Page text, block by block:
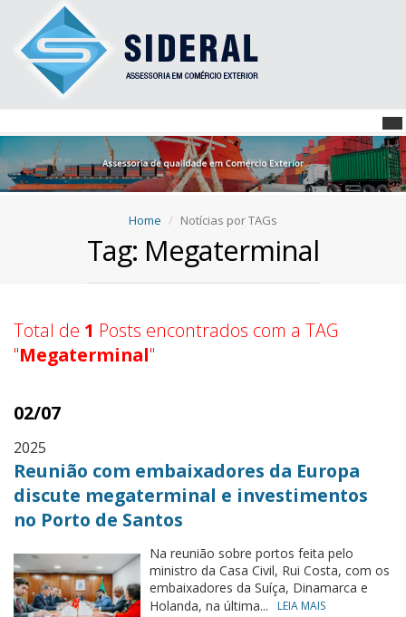
Home Notícias por TAGs
Tag: Megaterminal
Total de 1 Posts encontrados com a TAG
"Megaterminal"
02/07
2025
Reunião com embaixadores da Europa
discute megaterminal e investimentos
no Porto de Santos
Na reunião sobre portos feita pelo
ministro da Casa Civil, Rui Costa, com os
embaixadores da Suíça, Dinamarca e
Holanda, na última...
LEIA MAIS